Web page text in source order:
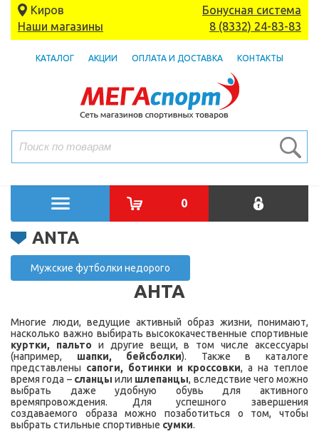
Киров
Наши магазины
Бонусная система
8 (8332) 24-83-83
КАТАЛОГ АКЦИИ ОПЛАТА И ДОСТАВКА КОНТАКТЫ
0
ANTA
Мужские футболки недорого
АНТА
Многие люди, ведущие активный образ жизни, понимают,
насколько важно выбирать высококачественные спортивные
куртки, пальто и другие вещи, в том числе аксессуары
(например, шапки, бейсболки). Также в каталоге
представлены сапоги, ботинки и кроссовки, а на теплое
время года – сланцы или шлепанцы, вследствие чего можно
выбрать даже удобную обувь для активного
времяпровождения. Для успешного завершения
создаваемого образа можно позаботиться о том, чтобы
выбрать стильные спортивные сумки.